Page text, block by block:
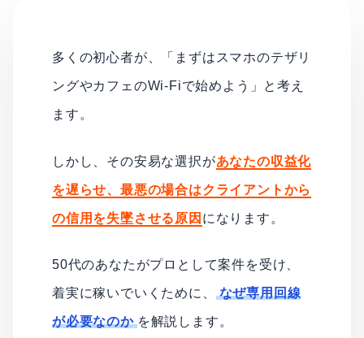
多くの初心者が、「まずはスマホのテザリ
ングやカフェのWi-Fiで始めよう」と考え
ます。
しかし、その安易な選択があなたの収益化
を遅らせ、最悪の場合はクライアントから
の信用を失墜させる原因 になります。
50代のあなたがプロとして案件を受け、
着実に稼いでいくために、 なぜ専用回線
が必要なのか を解説します。